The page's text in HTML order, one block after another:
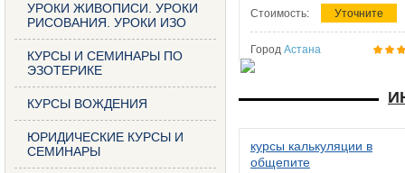
УРОКИ ЖИВОПИСИ. УРОКИ
РИСОВАНИЯ. УРОКИ ИЗО
КУРСЫ И СЕМИНАРЫ ПО
ЭЗОТЕРИКЕ
КУРСЫ ВОЖДЕНИЯ
ЮРИДИЧЕСКИЕ КУРСЫ И
СЕМИНАРЫ
Стоимость: Уточните
Город Астана
курсы калькуляции в
общепите